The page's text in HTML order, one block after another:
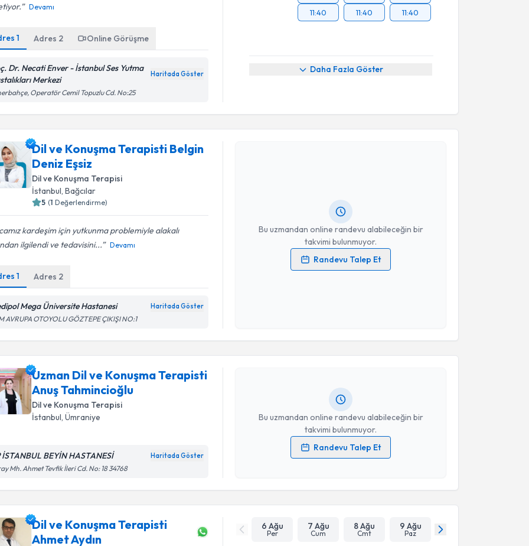
Devamı
1 Adres 2 Online Görüşme
Dr. Necati Enver - İstanbul Ses Yutma
Merkezi
Haritada Göster
Operatör Cemil Topuzlu Cd. No:25
11:40
11:40
11:40
Daha Fazla Göster
Dil ve Konuşma Terapisti Belgin
Deniz Eşsiz
Dil ve Konuşma Terapisi
İstanbul, Bağcılar
5 (1 Değerlendirme)
kardeşim için yutkunma problemiyle alakalı
ilgilendi ve tedavisini...
Devamı
1 Adres 2
Mega Üniversite Hastanesi Haritada Göster
AVRUPA OTOYOLU GÖZTEPE ÇIKIŞI NO:1
Bu uzmandan online randevu alabileceğin bir
takvimi bulunmuyor.
Randevu Talep Et
Randevu Takvimi Talebi
Kişisel verilerimin işlenmesine ilişkinAydınlatma Metni
Uzman Dil ve Konuşma Terapisti
Anuş Tahmincioğlu
Dil ve Konuşma Terapisi
İstanbul, Ümraniye
İSTANBUL BEYİN HASTANESİ Haritada Göster
Mh. Ahmet Tevfik İleri Cd. No: 18 34768
Bu uzmandan online randevu alabileceğin bir
takvimi bulunmuyor.
Randevu Talep Et
işlenmesini kabul ediyorum.
Takvim Talebini Gönder
Dil ve Konuşma Terapisti
Ahmet Aydın
6 Ağu
Per
7 Ağu
Cum
8 Ağu
Cmt
9 Ağu
Paz